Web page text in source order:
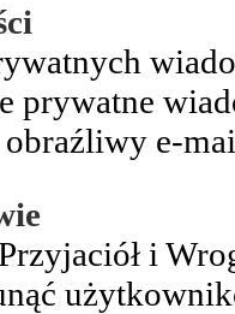
prywatne
obraźliwy e-
i